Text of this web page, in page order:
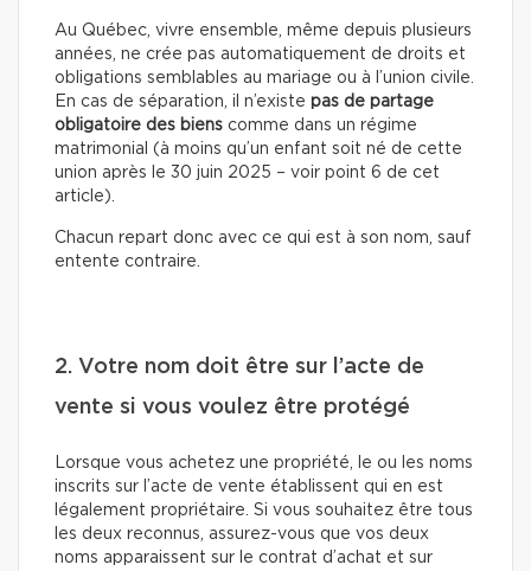
Au Québec, vivre ensemble, même depuis plusieurs
années, ne crée pas automatiquement de droits et
obligations semblables au mariage ou à l’union civile.
En cas de séparation, il n’existe pas de partage
obligatoire des biens comme dans un régime
matrimonial (à moins qu’un enfant soit né de cette
union après le 30 juin 2025 – voir point 6 de cet
article).
Chacun repart donc avec ce qui est à son nom, sauf
entente contraire.
2. Votre nom doit être sur l’acte de
vente si vous voulez être protégé
Lorsque vous achetez une propriété, le ou les noms
inscrits sur l’acte de vente établissent qui en est
légalement propriétaire. Si vous souhaitez être tous
les deux reconnus, assurez-vous que vos deux
noms apparaissent sur le contrat d’achat et sur